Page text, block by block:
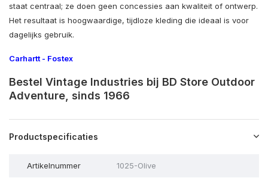
staat centraal; ze doen geen concessies aan kwaliteit of ontwerp.
Het resultaat is hoogwaardige,tijdloze kleding die ideaal is voor
dagelijks gebruik.
Carhartt- Fostex
Bestel Vintage Industries bij BD Store Outdoor
Adventure, sinds 1966
Productspecificaties
Artikelnummer 1025-Olive